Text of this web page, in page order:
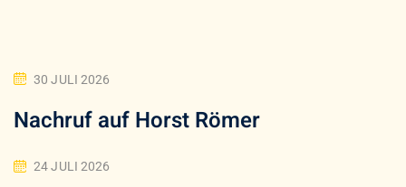
30 JULI 2026
Nachruf auf Horst Römer
24 JULI 2026